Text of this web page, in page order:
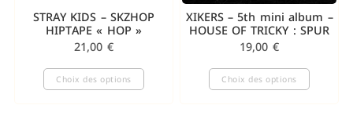
STRAY KIDS – SKZHOP
HIPTAPE « HOP »
21,00 €
Choix des options
XIKERS – 5th mini album –
HOUSE OF TRICKY : SPUR
19,00 €
Choix des options